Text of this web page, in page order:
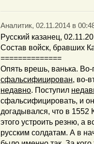
Аналитик, 02.11.2014 в
Русский казанец,
Состав войск, бравших
==============
Опять врешь, ванька.
сфальсифицирован, во-
недавно. Поступил
сфальсифицировать, и
догадывался, что в 1552
этого устроить резню, а
русским солдатам. А в